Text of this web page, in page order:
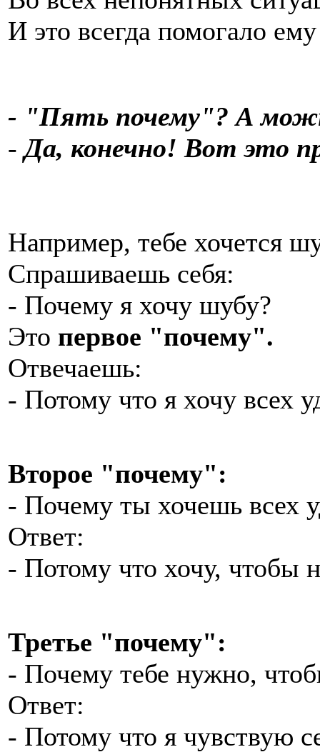
И это всегда помогало
- "Пять почему"? А
-Да, конечно! Вот это
Например, тебе хочется
Спрашиваешь себя:
- Почему я хочу шубу?
Это первое "почему".
Отвечаешь:
- Потому что я хочу всех
Второе "почему":
- Почему ты хочешь всех
Ответ:
- Потому что хочу, чтобы
Третье "почему":
- Почему тебе нужно,
Ответ:
- Потому что я чувствую